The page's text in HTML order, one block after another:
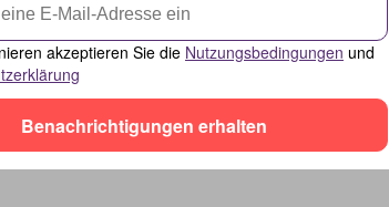
70 m²
Voll möbliert
akzeptieren Sie die Nutzungsbedingungen und
Benachrichtigungen erhalten